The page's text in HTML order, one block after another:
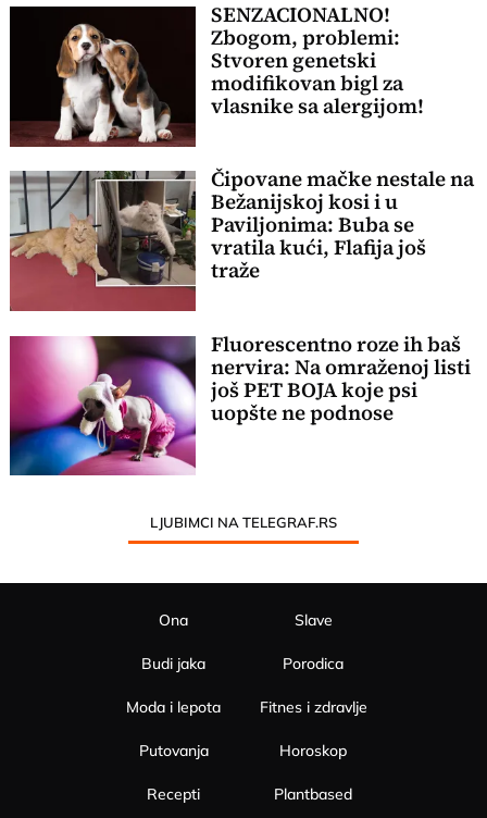
SENZACIONALNO!
Zbogom, problemi:
Stvoren genetski
modifikovan bigl za
vlasnike sa alergijom!
Čipovane mačke nestale na
Bežanijskoj kosi i u
Paviljonima: Buba se
vratila kući, Flafija još
traže
Fluorescentno roze ih baš
nervira: Na omraženoj listi
još PET BOJA koje psi
uopšte ne podnose
LJUBIMCI NA TELEGRAF.RS
Ona
Budi jaka
Moda i lepota
Slave
Porodica
Fitnes i zdravlje
Putovanja
Recepti
Horoskop
Plantbased